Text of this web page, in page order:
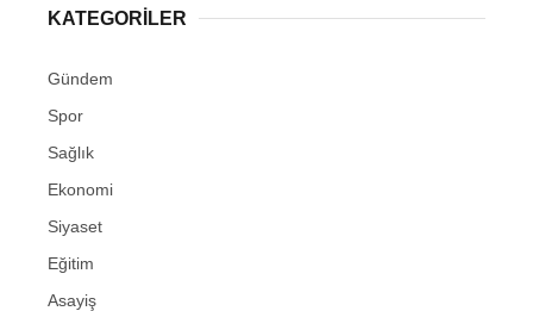
KATEGORİLER
Gündem
Spor
Sağlık
Ekonomi
Siyaset
Eğitim
Asayiş